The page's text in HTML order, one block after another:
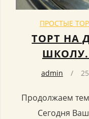
ПРОСТЫЕ
ТОРТ НА
ШКОЛУ.
admin
Продолжаем
Сегодня